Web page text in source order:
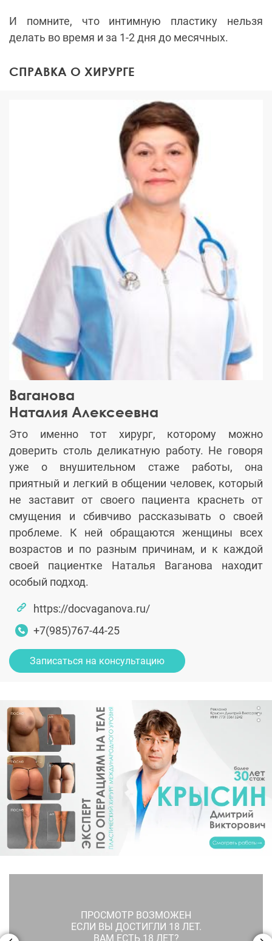
И помните, что интимную пластику нельзя
делать во время и за 1-2 дня до месячных.
СПРАВКА О ХИРУРГЕ
Ваганова
Наталия Алексеевна
Это именно тот хирург, которому можно
доверить столь деликатную работу. Не говоря
уже о внушительном стаже работы, она
приятный и легкий в общении человек, который
не заставит от своего пациента краснеть от
смущения и сбивчиво рассказывать о своей
проблеме. К ней обращаются женщины всех
возрастов и по разным причинам, и к каждой
своей пациентке Наталья Ваганова находит
особый подход.
https://docvaganova.ru/
+7(985)767-44-25
Записаться на консультацию
ПРОСМОТР ВОЗМОЖЕН
ЕСЛИ ВЫ ДОСТИГЛИ 18 ЛЕТ.
ВАМ ЕСТЬ 18 ЛЕТ?